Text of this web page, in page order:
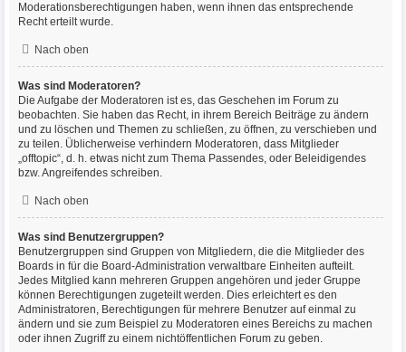
Moderationsberechtigungen haben, wenn ihnen das entsprechende
Recht erteilt wurde.
Nach oben
Was sind Moderatoren?
Die Aufgabe der Moderatoren ist es, das Geschehen im Forum zu
beobachten. Sie haben das Recht, in ihrem Bereich Beiträge zu ändern
und zu löschen und Themen zu schließen, zu öffnen, zu verschieben und
zu teilen. Üblicherweise verhindern Moderatoren, dass Mitglieder
„offtopic“, d. h. etwas nicht zum Thema Passendes, oder Beleidigendes
bzw. Angreifendes schreiben.
Nach oben
Was sind Benutzergruppen?
Benutzergruppen sind Gruppen von Mitgliedern, die die Mitglieder des
Boards in für die Board-Administration verwaltbare Einheiten aufteilt.
Jedes Mitglied kann mehreren Gruppen angehören und jeder Gruppe
können Berechtigungen zugeteilt werden. Dies erleichtert es den
Administratoren, Berechtigungen für mehrere Benutzer auf einmal zu
ändern und sie zum Beispiel zu Moderatoren eines Bereichs zu machen
oder ihnen Zugriff zu einem nichtöffentlichen Forum zu geben.